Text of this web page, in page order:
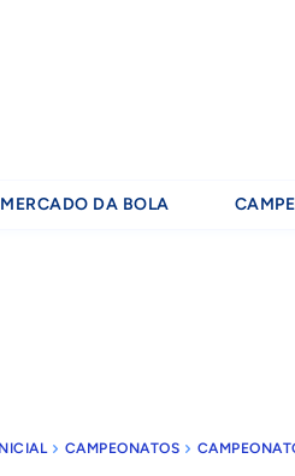
MERCADO DA BOLA
CAMPEONATOS